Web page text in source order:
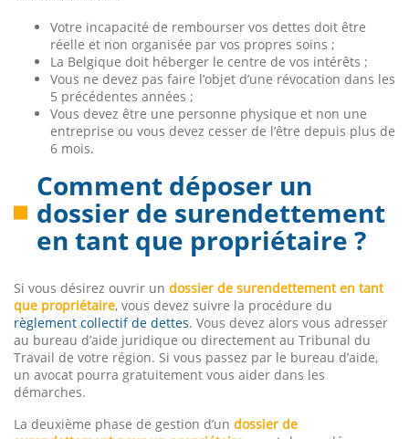
Votre incapacité de rembourser vos dettes doit être
réelle et non organisée par vos propres soins ;
La Belgique doit héberger le centre de vos intérêts ;
Vous ne devez pas faire l’objet d’une révocation dans les
5 précédentes années ;
Vous devez être une personne physique et non une
entreprise ou vous devez cesser de l’être depuis plus de
6 mois.
Comment déposer un
dossier de surendettement
en tant que propriétaire ?
Si vous désirez ouvrir un dossier de surendettement en tant
que propriétaire, vous devez suivre la procédure du
règlement collectif de dettes. Vous devez alors vous adresser
au bureau d’aide juridique ou directement au Tribunal du
Travail de votre région. Si vous passez par le bureau d’aide,
un avocat pourra gratuitement vous aider dans les
démarches.
La deuxième phase de gestion d’un dossier de